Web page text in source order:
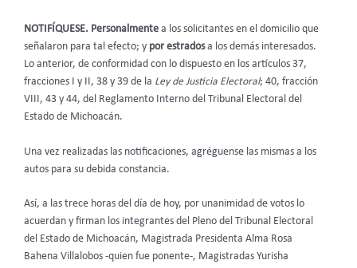
NOTIFÍQUESE. Personalmente a los solicitantes en el domicilio que
señalaron para tal efecto; y por estradosa los demás interesados.
Lo anterior, de conformidad con lo dispuesto en los artículos 37,
fracciones I y II, 38 y 39 de la Ley de Justicia Electoral; 40, fracción
VIII, 43 y 44, del Reglamento Interno del Tribunal Electoral del
Estado de Michoacán.
Una vez realizadas las notificaciones, agréguense las mismas a los
autos para su debida constancia.
Así, a las trece horas del día de hoy, por unanimidad de votos lo
acuerdan y firman los integrantes del Pleno del Tribunal Electoral
del Estado de Michoacán, Magistrada Presidenta Alma Rosa
Bahena Villalobos -quien fue ponente-, Magistradas Yurisha